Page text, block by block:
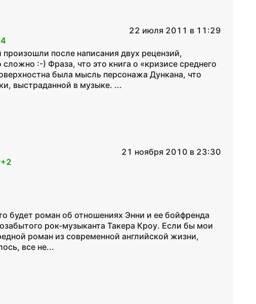
22 июля 2011 в 11:29
после написания двух рецензий,
:-) Фраза, что это книга о «кризисе среднего
была мысль персонажа Дункана, что
выстраданной в музыке. ...
21 ноября 2010 в 23:30
+2
будет роман об отношениях Энни и ее бойфренда
рок-музыканта Такера Кроу. Если бы мои
роман из современной английской жизни,
все не...